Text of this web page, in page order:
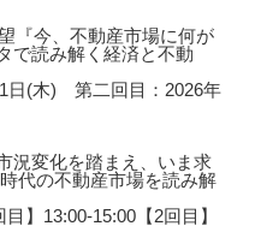
『今、不動産市場に何が
で読み解く経済と不動
日(木) 第二回目：2026年
況変化を踏まえ、いま求
代の不動産市場を読み解
】13:00-15:00【2回目】